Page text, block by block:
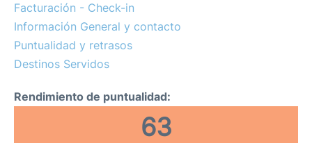
Más Info. +
es en
Facturación - Check-in
Información General y contacto
Puntualidad y retrasos
Destinos Servidos
Rendimiento de puntualidad:
63